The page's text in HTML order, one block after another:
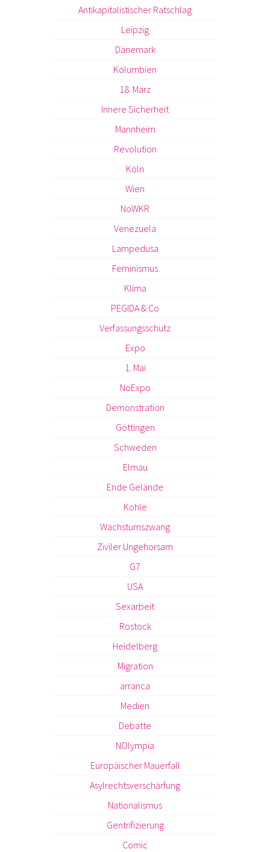
Antikapitalistischer Ratschlag
Leipzig
Dänemark
Kolumbien
18. März
Innere Sicherheit
Mannheim
Revolution
Köln
Wien
NoWKR
Venezuela
Lampedusa
Feminismus
Klima
PEGIDA & Co
Verfassungsschutz
Expo
1. Mai
NoExpo
Demonstration
Göttingen
Schweden
Elmau
Ende Gelände
Kohle
Wachstumszwang
Ziviler Ungehorsam
G7
USA
Sexarbeit
Rostock
Heidelberg
Migration
arranca
Medien
Debatte
NOlympia
Europäischer Mauerfall
Asylrechtsverschärfung
Nationalismus
Gentrifizierung
Comic